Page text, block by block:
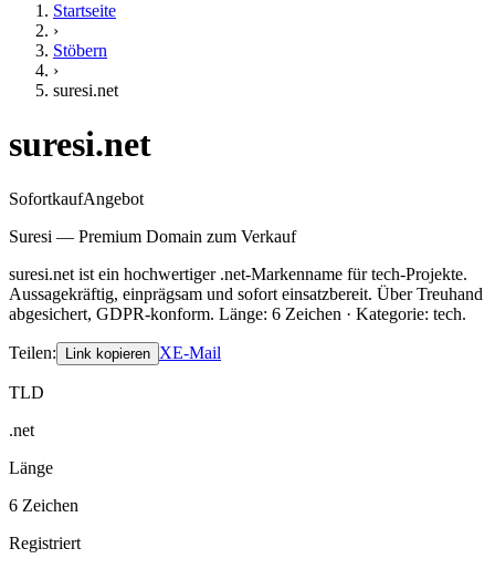
Startseite
›
Stöbern
›
suresi.net
suresi.net
SofortkaufAngebot
Suresi — Premium Domain zum Verkauf
suresi.net ist ein hochwertiger .net-Markenname für tech-Projekte.
Aussagekräftig, einprägsam und sofort einsatzbereit. Über Treuhand
abgesichert, GDPR-konform. Länge: 6 Zeichen · Kategorie: tech.
Teilen: Link kopieren XE-Mail
TLD
.net
Länge
6 Zeichen
Registriert